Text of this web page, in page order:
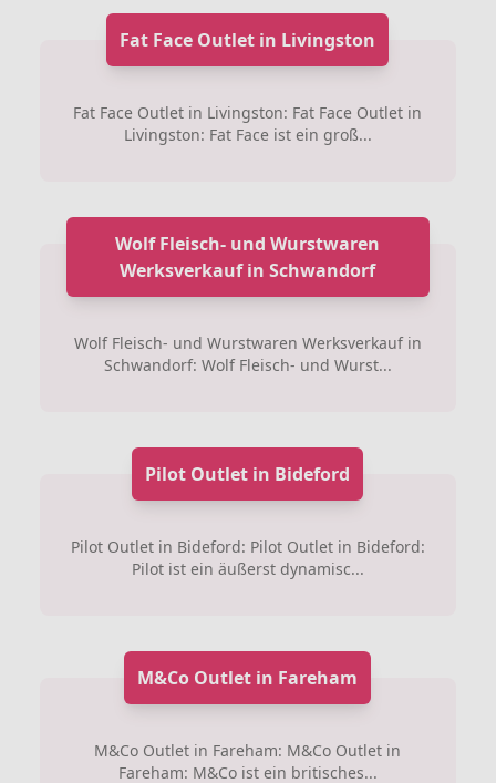
Fat Face Outlet in Livingston
Fat Face Outlet in Livingston: Fat Face Outlet in
Livingston: Fat Face ist ein groß...
Wolf Fleisch- und Wurstwaren
Werksverkauf in Schwandorf
Wolf Fleisch- und Wurstwaren Werksverkauf in
Schwandorf: Wolf Fleisch- und Wurst...
Pilot Outlet in Bideford
Pilot Outlet in Bideford: Pilot Outlet in Bideford:
Pilot ist ein äußerst dynamisc...
M&Co Outlet in Fareham
M&Co Outlet in Fareham: M&Co Outlet in
Fareham: M&Co ist ein britisches...